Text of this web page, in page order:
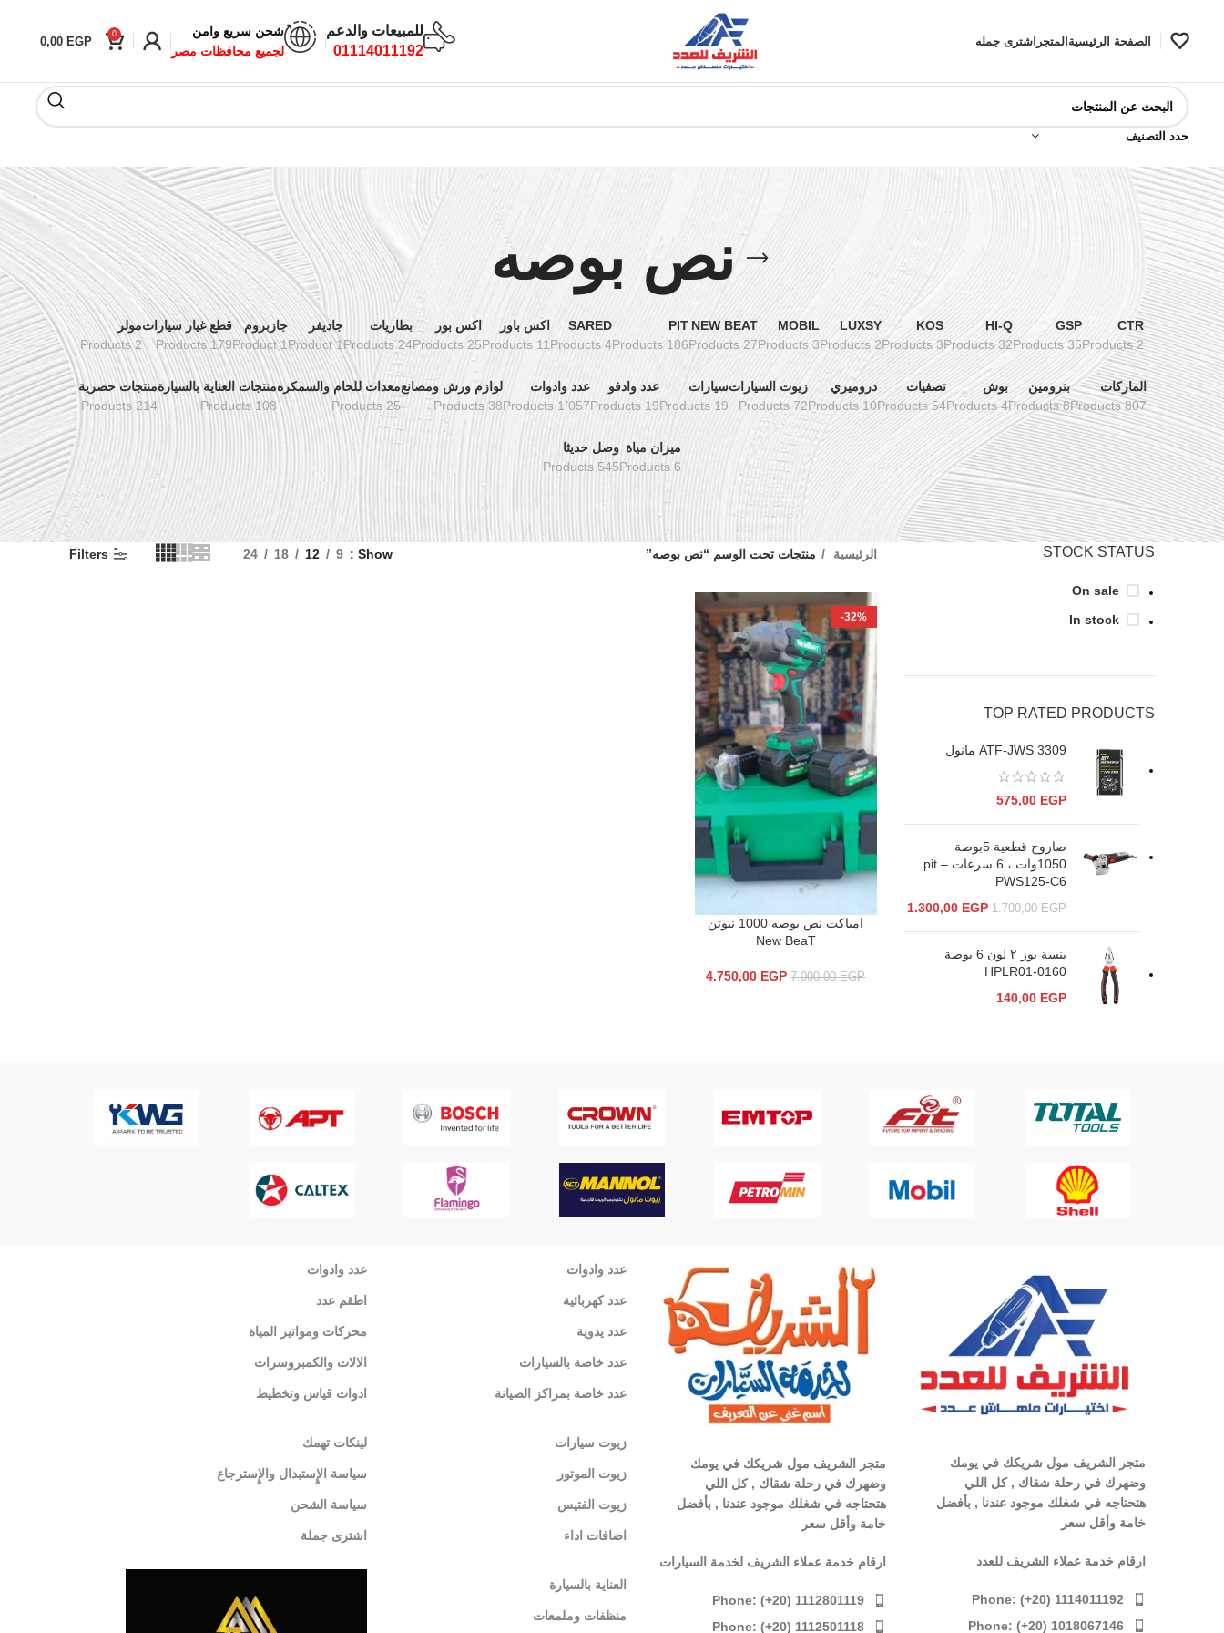
الصفحة الرئيسيةالمتجر اشترى جمله
للمبيعات والدعم
01114011192
شحن سريع وامن
لجميع محافظات مصر
0
0,00 EGP
حدد التصنيف
نص بوصه
CTR
2 Products
GSP
35 Products
HI-Q
32 Products
KOS
3 Products
LUXSY
2 Products
MOBIL
3 Products
NEW BEAT
27 Products
PIT
186 Products
SARED
4 Products
اكس باور
11 Products
اكس بور
25 Products
بطاريات
24 Products
جاديفر
1 Product
جازبروم
1 Product
قطع غيار سيارات
179 Products
مولر
2 Products
الماركات
807 Products
بترومين
8 Products
بوش
4 Products
تصفيات
54 Products
دروميري
10 Products
زيوت السيارات
72 Products
سيارات
19 Products
عدد وادفو
19 Products
عدد وادوات
1٬057 Products
لوازم ورش ومصانع
38 Products
معدات للحام والسمكره
25 Products
منتجات العناية بالسيارة
108 Products
منتجات حصرية
214 Products
ميزان مياة
6 Products
وصل حديثا
545 Products
STOCK STATUS
On sale
In stock
TOP RATED PRODUCTS
ATF-JWS 3309 مانول
575,00 EGP
صاروخ قطعية 5بوصة
1050وات ، 6 سرعات – pit
PWS125-C6
1.700,00EGP
1.300,00 EGP
بنسة بوز ٢ لون 6 بوصة
HPLR01-0160
140,00 EGP
الرئيسية منتجات تحت الوسم “نص بوصه” Show
9
12
18
24
Filters
-32%
إضافة إلى السلة
امباكت نص بوصه 1000 نيوتن
New BeaT
7.000,00EGP
4.750,00 EGP
متجر الشريف مول شريكك في يومك
وضهرك في رحلة شقاك , كل اللي
هتحتاجه في شغلك موجود عندنا , بأفضل
خامة وأقل سعر
ارقام خدمة عملاء الشريف للعدد
Phone: (+20) 1114011192
Phone: (+20) 1018067146
متجر الشريف مول شريكك في يومك
وضهرك في رحلة شقاك , كل اللي
هتحتاجه في شغلك موجود عندنا , بأفضل
خامة وأقل سعر
ارقام خدمة عملاء الشريف لخدمة السيارات
Phone: (+20) 1112801119
Phone: (+20) 1112501118
عدد وادوات
عدد كهربائية
عدد يدوية
عدد خاصة بالسيارات
عدد خاصة بمراكز الصيانة
زيوت سيارات
زيوت الموتور
زيوت الفتيس
اضافات اداء
العناية بالسيارة
منظفات وملمعات
عدد وادوات
اطقم عدد
محركات ومواتير المياة
الالات والكمبروسرات
ادوات قياس وتخطيط
لينكات تهمك
سياسة الإٍستبدال والإٍسترجاع
سياسة الشحن
اشترى جملة